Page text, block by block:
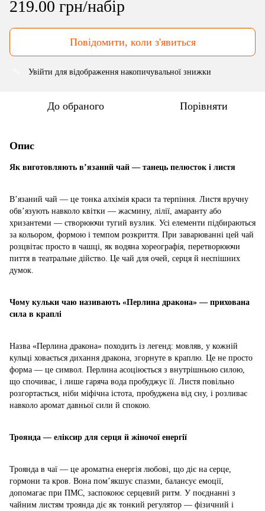
219.00 грн/набір
Повідомити, коли з'явиться
Увійти для відображення накопичувальної знижки
До обраного Порівняти
Опис
Як виготовляють в’язаний чай — танець пелюсток і листя
В’язаний чай — це тонка алхімія краси та терпіння. Листя вручну
обв’язують навколо квітки — жасмину, лілії, амаранту або
хризантеми — створюючи тугий вузлик. Усі елементи підбираються
за кольором, формою і темпом розкриття. При заварюванні цей чай
розцвітає просто в чашці, як водяна хореографія, перетворюючи
пиття в театральне дійство. Це чай для очей, серця й неспішних
думок.
Чому кульки чаю називають «Перлина дракона» — прихована
сила в краплі
Назва «Перлина дракона» походить із легенд: мовляв, у кожній
кульці ховається дихання дракона, згорнуте в краплю. Це не просто
форма — це символ. Перлина асоціюється з внутрішньою силою,
що спочиває, і лише гаряча вода пробуджує її. Листя повільно
розгортається, ніби міфічна істота, пробуджена від сну, і розливає
навколо аромат давньої сили й спокою.
Троянда — еліксир для серця й жіночої енергії
Троянда в чаї — це ароматна енергія любові, що діє на серце,
гормони та кров. Вона пом’якшує спазми, балансує емоції,
допомагає при ПМС, заспокоює серцевий ритм. У поєднанні з
чайним листям троянда діє як тонкий регулятор — фізичний і